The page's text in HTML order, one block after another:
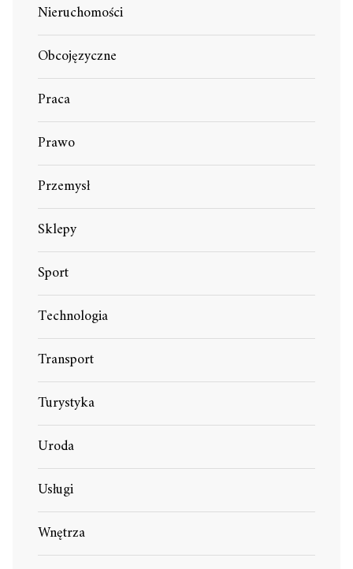
Nieruchomości
Obcojęzyczne
Praca
Prawo
Przemysł
Sklepy
Sport
Technologia
Transport
Turystyka
Uroda
Usługi
Wnętrza